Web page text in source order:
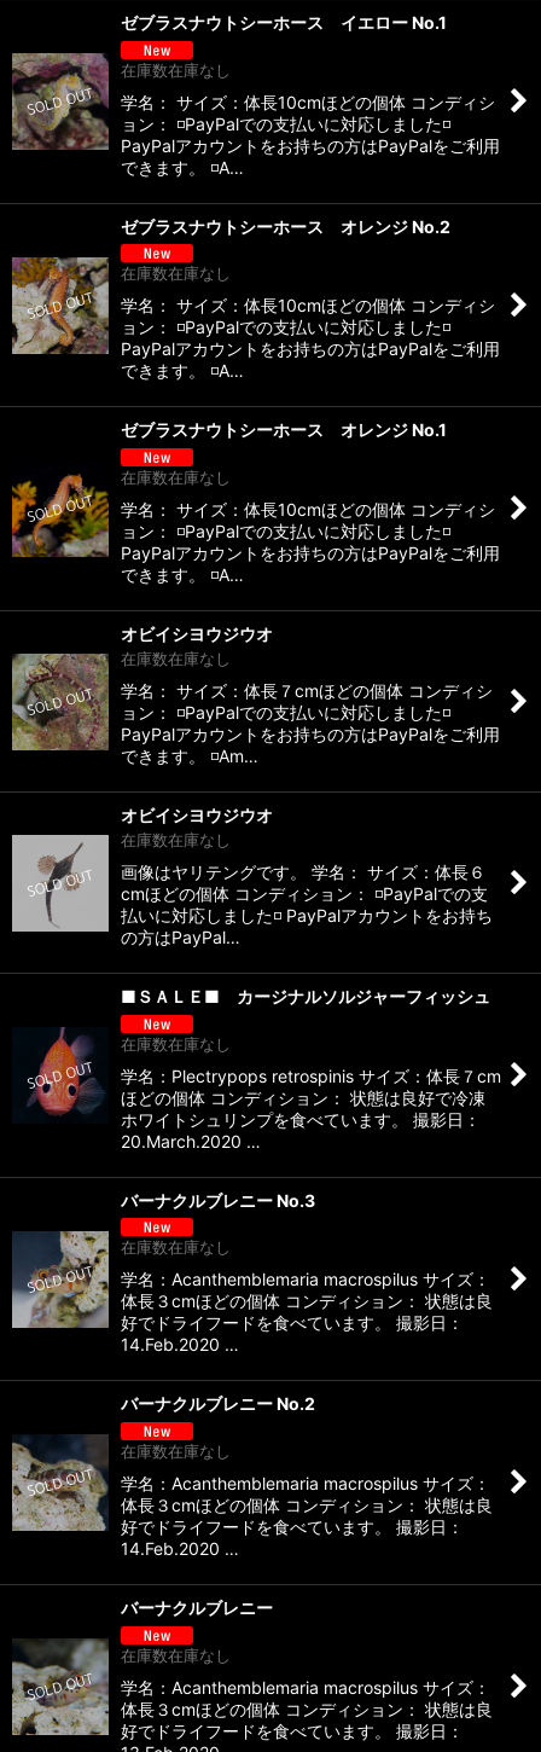
ゼブラスナウトシーホース イエロー No.1
在庫数在庫なし
学名： サイズ：体長10cmほどの個体 コンディシ
ョン： ◽️PayPalでの支払いに対応しました◽️
PayPalアカウントをお持ちの方はPayPalをご利用
できます。 ◽️A…
ゼブラスナウトシーホース オレンジ No.2
在庫数在庫なし
学名： サイズ：体長10cmほどの個体 コンディシ
ョン： ◽️PayPalでの支払いに対応しました◽️
PayPalアカウントをお持ちの方はPayPalをご利用
できます。 ◽️A…
ゼブラスナウトシーホース オレンジ No.1
在庫数在庫なし
学名： サイズ：体長10cmほどの個体 コンディシ
ョン： ◽️PayPalでの支払いに対応しました◽️
PayPalアカウントをお持ちの方はPayPalをご利用
できます。 ◽️A…
オビイシヨウジウオ
在庫数在庫なし
学名： サイズ：体長７cmほどの個体 コンディシ
ョン： ◽️PayPalでの支払いに対応しました◽️
PayPalアカウントをお持ちの方はPayPalをご利用
できます。 ◽️Am…
オビイシヨウジウオ
在庫数在庫なし
画像はヤリテングです。 学名： サイズ：体長６
cmほどの個体 コンディション： ◽️PayPalでの支
払いに対応しました◽️ PayPalアカウントをお持ち
の方はPayPal…
■ＳＡＬＥ■ カージナルソルジャーフィッシュ
在庫数在庫なし
学名：Plectrypops retrospinis サイズ：体長７cm
ほどの個体 コンディション： 状態は良好で冷凍
ホワイトシュリンプを食べています。 撮影日：
20.March.2020 …
バーナクルブレニー No.3
在庫数在庫なし
学名：Acanthemblemaria macrospilus サイズ：
体長３cmほどの個体 コンディション： 状態は良
好でドライフードを食べています。 撮影日：
14.Feb.2020 …
バーナクルブレニー No.2
在庫数在庫なし
学名：Acanthemblemaria macrospilus サイズ：
体長３cmほどの個体 コンディション： 状態は良
好でドライフードを食べています。 撮影日：
14.Feb.2020 …
バーナクルブレニー
在庫数在庫なし
学名：Acanthemblemaria macrospilus サイズ：
体長３cmほどの個体 コンディション： 状態は良
好でドライフードを食べています。 撮影日：